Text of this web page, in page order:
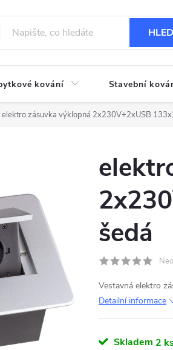
kování Stavební
elektro zásuvka výklopná 2x230V+2xUSB
šedá
Vestavná elektro
Detailní informace
Skladem 2